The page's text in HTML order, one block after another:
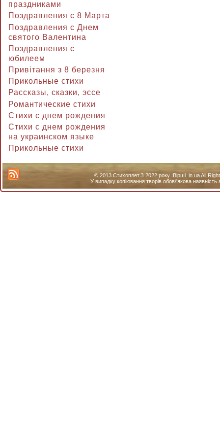
праздниками
Поздравления с 8 Марта
Поздравления с Днем
святого Валентина
Поздравления с
юбилеем
Привітання з 8 березня
Прикольные стихи
Рассказы, сказки, эссе
Романтические стихи
Стихи с днем рождения
Стихи с днем рождения
на украинском языке
Прикольные стихи
© 2013 Стихоплет.З 2022 року :Вірші. in.ua All
У випадку копіювання творів обов\'якова наявність